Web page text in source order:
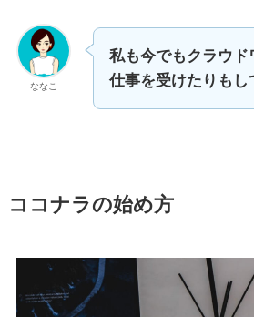
ななこ
私も今でもクラウド
仕事を受けたりもし
ココナラの始め方